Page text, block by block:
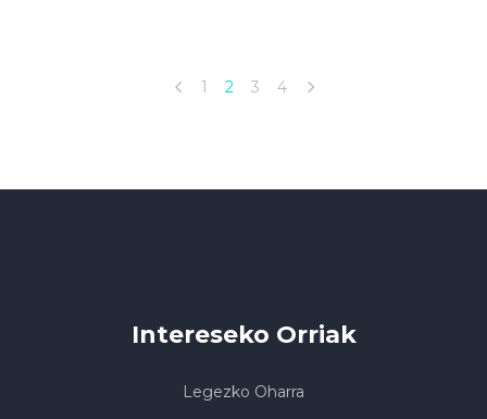
1 2 3 4
Intereseko Orriak
Legezko Oharra